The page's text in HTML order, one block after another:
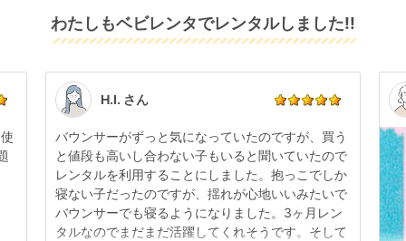
てお届けしております。そのため、小さなキズや使用
感はございますが、故障や大きなキズ、シミなどのリ
す。
点検清掃については
もご確認ください。
また、レンタル期間の変更も商品発送前であれば変更
可能です。
い。
わたしもベビレンタでレンタルしました!!
H.I. さん
バウンサーがずっと気になっていたのですが、買う
と値段も高いし合わない子もいると聞いていたので
レンタルを利用することにしました。抱っこでしか
寝ない子だったのですが、揺れが心地いいみたいで
バウンサーでも寝るようになりました。3ヶ月レン
タルなのでまだまだ活躍してくれそうです。そして